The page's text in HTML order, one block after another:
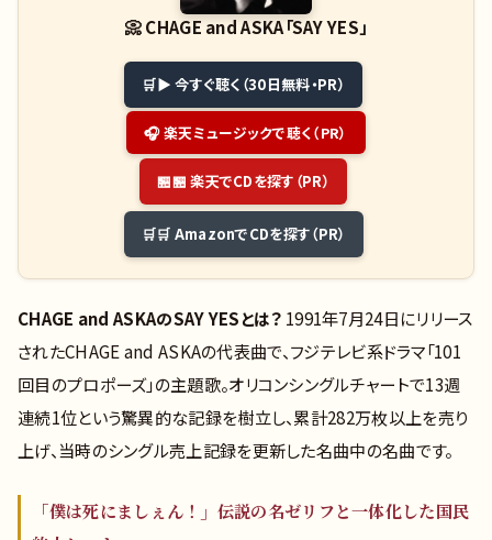
📀CHAGE and ASKA「SAY YES」
▶ 今すぐ聴く（30日無料・PR）
🎧 楽天ミュージックで聴く（PR）
🏪 楽天でCDを探す（PR）
🛒 AmazonでCDを探す（PR）
CHAGE and ASKAのSAY YESとは？ 1991年7月24日にリリース
されたCHAGE and ASKAの代表曲で、フジテレビ系ドラマ「101
回目のプロポーズ」の主題歌。オリコンシングルチャートで13週
連続1位という驚異的な記録を樹立し、累計282万枚以上を売り
上げ、当時のシングル売上記録を更新した名曲中の名曲です。
「僕は死にましぇん！」伝説の名ゼリフと一体化した国民